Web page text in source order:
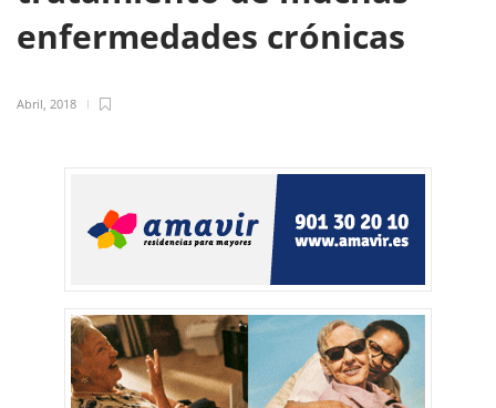
enfermedades crónicas
Abril, 2018